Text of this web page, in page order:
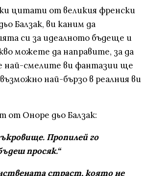
цитати от великия френски
Балзак, ви каним да
си за идеалното бъдеще и
можете да направите, за да
най-смелите ви фантазии ще
най-бързо в реалния ви
от Оноре дьо Балзак:
Пропилей го
просяк.“
страст, която не